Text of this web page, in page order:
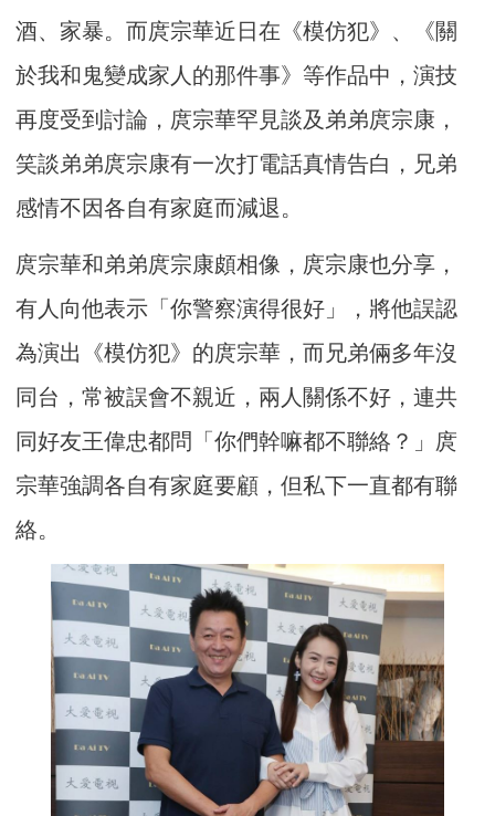
酒、家暴。而庹宗華近日在《模仿犯》、《關
於我和鬼變成家人的那件事》等作品中，演技
再度受到討論，庹宗華罕見談及弟弟庹宗康，
笑談弟弟庹宗康有一次打電話真情告白，兄弟
感情不因各自有家庭而減退。
庹宗華和弟弟庹宗康頗相像，庹宗康也分享，
有人向他表示「你警察演得很好」，將他誤認
為演出《模仿犯》的庹宗華，而兄弟倆多年沒
同台，常被誤會不親近，兩人關係不好，連共
同好友王偉忠都問「你們幹嘛都不聯絡？」庹
宗華強調各自有家庭要顧，但私下一直都有聯
絡。